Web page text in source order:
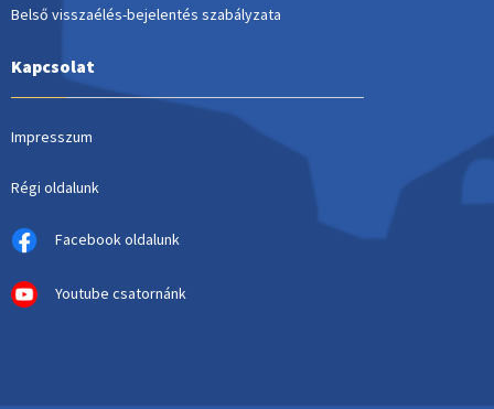
Belső visszaélés-bejelentés szabályzata
Kapcsolat
Impresszum
Régi oldalunk
Facebook oldalunk
Youtube csatornánk